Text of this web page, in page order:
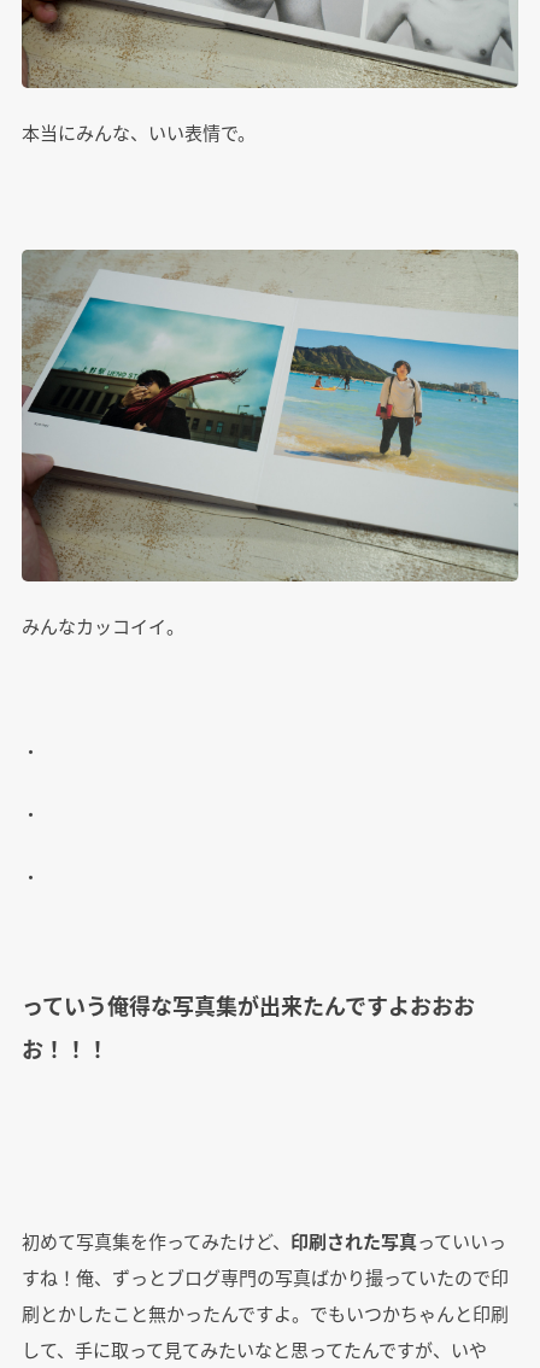
本当にみんな、いい表情で。
みんなカッコイイ。
・
・
・
っていう俺得な写真集が出来たんですよおおお
お！！！
初めて写真集を作ってみたけど、 印刷された写真っていいっ
すね！俺、ずっとブログ専門の写真ばかり撮っていたので印
刷とかしたこと無かったんですよ。でもいつかちゃんと印刷
して、手に取って見てみたいなと思ってたんですが、いや